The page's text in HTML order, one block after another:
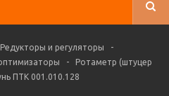
Редукторы и регуляторы
-
-
Ротаметр (штуцер
ПТК 001.010.128